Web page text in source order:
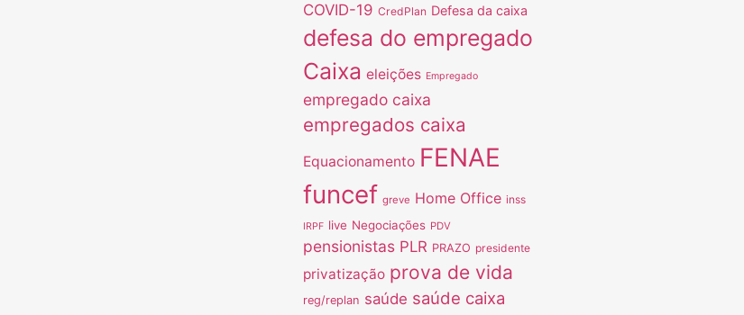
COVID-19 CredPlan Defesa da caixa
defesa do empregado
Caixa eleições Empregado
empregado caixa
empregados caixa
Equacionamento FENAE
funcef greve Home Office inss
IRPF live Negociações PDV
pensionistas PLR PRAZO presidente
privatização prova de vida
reg/replan saúde saúde caixa